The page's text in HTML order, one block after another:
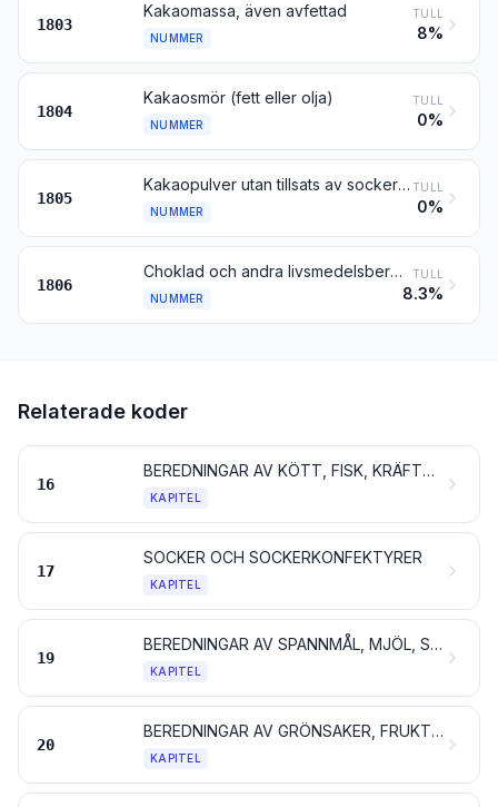
1803
Kakaomassa, även avfettad
NUMMER
TULL
8%
1804
Kakaosmör (fett eller olja)
NUMMER
TULL
0%
1805
Kakaopulver utan tillsats av socker eller annat sötningsmedel
NUMMER
TULL
0%
1806
Choklad och andra livsmedelsberedningar innehållande kakao
NUMMER
TULL
8.3%
Relaterade koder
16
BEREDNINGAR AV KÖTT, FISK, KRÄFTDJUR, BLÖTDJUR, ANDRA RYGGRADSLÖSA VATTENDJUR ELLER INSEKTER
KAPITEL
17
SOCKER OCH SOCKERKONFEKTYRER
KAPITEL
19
BEREDNINGAR AV SPANNMÅL, MJÖL, STÄRKELSE ELLER MJÖLK; BAKVERK
KAPITEL
20
BEREDNINGAR AV GRÖNSAKER, FRUKT, BÄR, NÖTTER ELLER ANDRA VÄXTDELAR
KAPITEL